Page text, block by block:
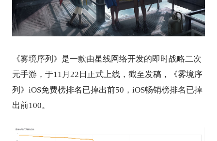
《雾境序列》是一款由星线网络开发的即时战略二次
元手游，于11月22日正式上线，截至发稿，《雾境序
列》iOS免费榜排名已掉出前50，iOS畅销榜排名已掉
出前100。